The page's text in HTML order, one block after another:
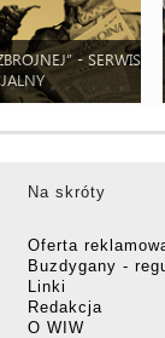
- SERWIS
Na skróty
Oferta
Buzdygany -
Linki
Redakcja
O WIW